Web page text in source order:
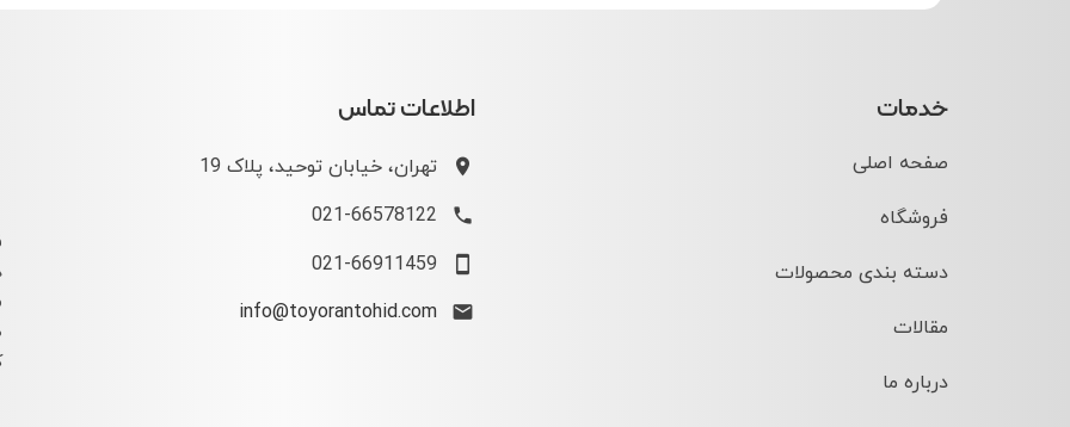
خدمات
صفحه اصلی
فروشگاه
دسته بندی محصولات
مقالات
درباره ما
اطلاعات تماس
تهران، خیابان توحید، پلاک 19
021-66578122
021-66911459
info@toyorantohid.com